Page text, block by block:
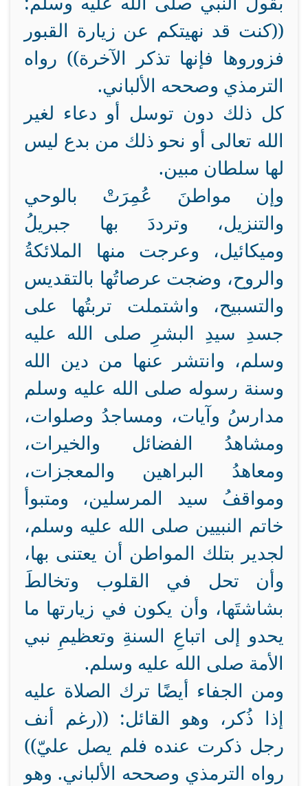
((كنت قد نهيتكم عن زيارة القبور
فزوروها فإنها تذكر الآخرة)) رواه
الترمذي وصححه الألباني.
كل ذلك دون توسل أو دعاء لغير
الله تعالى أو نحو ذلك من بدع ليس
لها سلطان مبين.
وإن مواطنَ عُمِرَتْ بالوحي
والتنزيل، وترددَ بها جبريلُ
وميكائيل، وعرجت منها الملائكةُ
والروح، وضجت عرصاتُها بالتقديس
والتسبيح، واشتملت تربتُها على
جسدِ سيدِ البشرِ صلى الله عليه
وسلم، وانتشر عنها من دين الله
وسنة رسوله صلى الله عليه وسلم
مدارسُ وآيات، ومساجدُ وصلوات،
ومشاهدُ الفضائل والخيرات،
ومعاهدُ البراهين والمعجزات،
ومواقفُ سيد المرسلين، ومتبوأ
خاتم النبيين صلى الله عليه وسلم،
لجدير بتلك المواطن أن يعتنى بها،
وأن تحل في القلوب وتخالطَ
بشاشتَها، وأن يكون في زيارتها ما
يحدو إلى اتباعِ السنةِ وتعظيمِ نبي
الأمة صلى الله عليه وسلم.
ومن الجفاء أيضًا ترك الصلاة عليه
إذا ذُكر، وهو القائل: ((رغم أنف
رجل ذكرت عنده فلم يصل عليّ))
رواه الترمذي وصححه الألباني. وهو